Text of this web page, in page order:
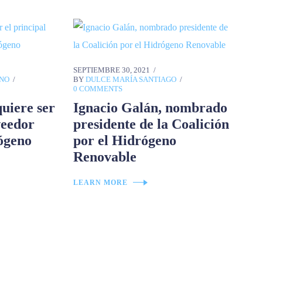
ser
SEPTIEMBRE 30, 2021
BY DULCE MARÍA SANTIAGO
0 COMMENTS
Ignacio Galán, nombrado
presidente de la Coalición
por el Hidrógeno
Renovable
LEARN MORE